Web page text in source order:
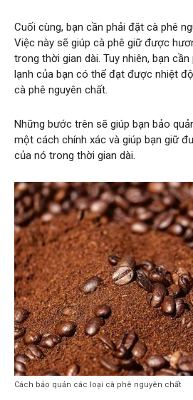
Cuối cùng, bạn cần phải đặt cà phê
Việc này sẽ giúp cà phê giữ được
trong thời gian dài. Tuy nhiên, bạn
lạnh của bạn có thể đạt được nhiệt
cà phê nguyên chất.
Những bước trên sẽ giúp bạn bảo
một cách chính xác và giúp bạn giữ
của nó trong thời gian dài.
Cách bảo quản các loại cà phê nguyên chất